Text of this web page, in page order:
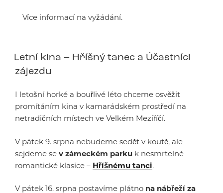
Více informací na vyžádání.
Letní kina – Hříšný tanec a Účastníci
zájezdu
I letošní horké a bouřlivé léto chceme osvěžit
promítáním kina v kamarádském prostředí na
netradičních místech ve Velkém Meziříčí.
V pátek 9. srpna nebudeme sedět v koutě, ale
sejdeme se v zámeckém parku k nesmrtelné
romantické klasice – Hříšnému tanci.
V pátek 16. srpna postavíme plátno na nábřeží za